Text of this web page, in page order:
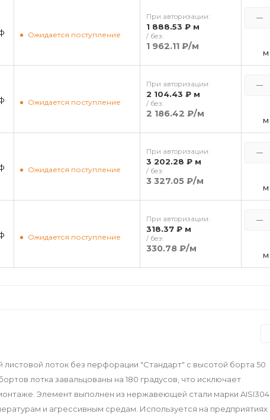
Ожидается поступление
При авторизации:
1 888.53 ₽ м
/ без:
1 962.11 ₽/м
м
Ожидается поступление
При авторизации:
2 104.43 ₽ м
/ без:
2 186.42 ₽/м
м
Ожидается поступление
При авторизации:
3 202.28 ₽ м
/ без:
3 327.05 ₽/м
м
Ожидается поступление
При авторизации:
318.37 ₽ м
/ без:
330.78 ₽/м
м
лоток без перфорации "Стандарт" с высотой борта 50
лотка завальцованы на 180 градусов, что исключает
Элемент выполнен из нержавеющей стали марки AISI304
и агрессивным средам. Используется на предприятиях